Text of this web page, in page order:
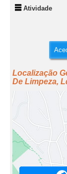
Atividade
Localização
De Limpeza,